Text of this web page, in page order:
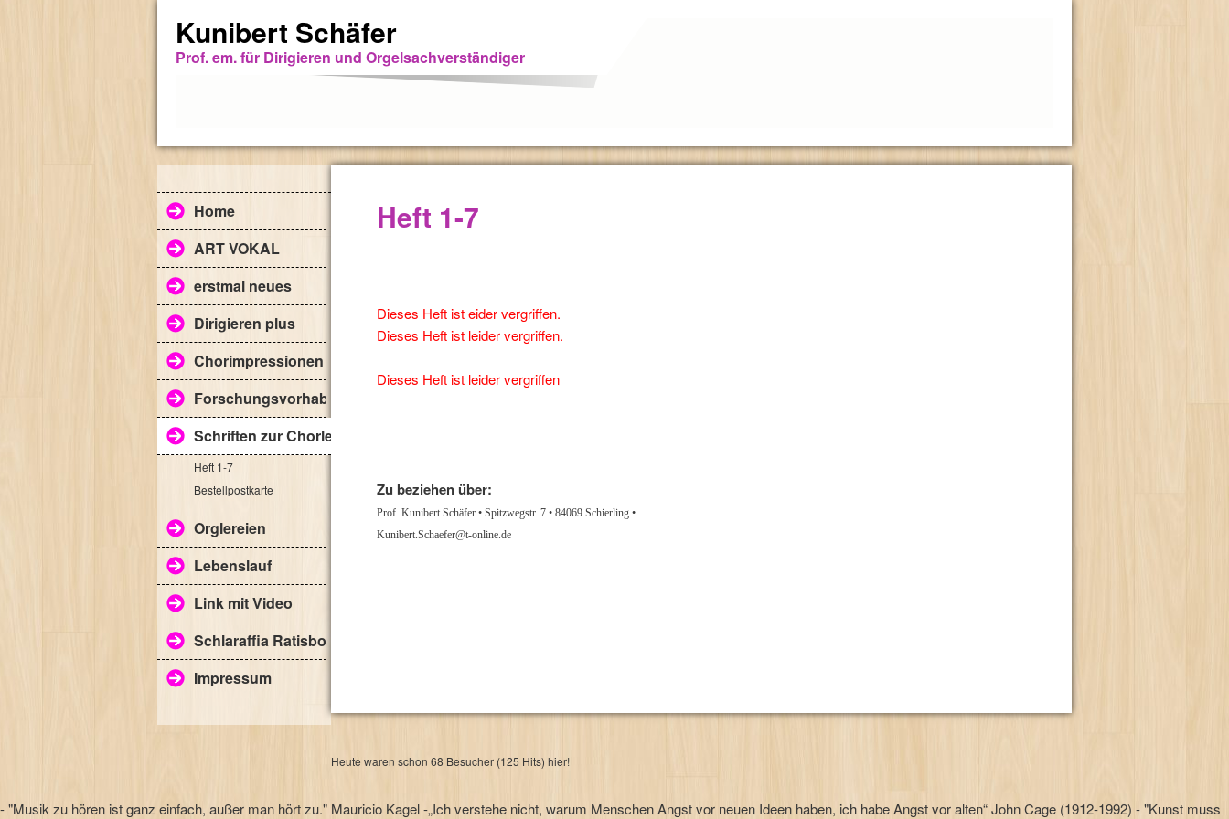
Kunibert Schäfer
Prof. em. für Dirigieren und Orgelsachverständiger
Home
ART VOKAL
erstmal neues
Dirigieren plus
Chorimpressionen mit Ensembles der HfKM
Forschungsvorhaben im WS 17-18
Schriften zur Chorleitung
Heft 1-7
Bestellpostkarte
Orglereien
Lebenslauf
Link mit Video
Schlaraffia Ratisbona
Impressum
Heft 1-7
Dieses Heft ist eider vergriffen.
Dieses Heft ist leider vergriffen.
Dieses Heft ist leider vergriffen
Zu beziehen über:
Prof. Kunibert Schäfer • Spitzwegstr. 7 • 84069 Schierling •
Kunibert.Schaefer@t-online.de
Heute waren schon 68 Besucher (125 Hits) hier!
- "Musik zu hören ist ganz einfach, außer man hört zu." Mauricio Kagel -„Ich verstehe nicht, warum Menschen Angst vor neuen Ideen haben, ich habe Angst vor alten“ John Cage (1912-1992) - "Kunst muss